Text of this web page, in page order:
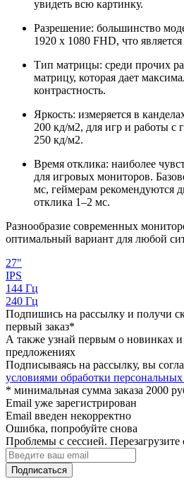
увидеть всю картинку.
Разрешение: большинство
1920 x 1080 FHD, что
Тип матрицы: среди прочих
матрицу, которая дает
контрастность.
Яркость: измеряется в
200 кд/м2, для игр и работы с
250 кд/м2.
Время отклика: наиболее
для игровых мониторов.
мс, геймерам рекомендуются
отклика 1–2 мс.
Разнообразие современных
оптимальный вариант для любой
27"
IPS
144 Гц
240 Гц
Подпишись на рассылку и получи
первый заказ*
А также узнай первым о новинках
предложениях
Подписываясь на рассылку, вы
условиями обработки
* минимальная сумма заказа 2000
Email уже зарегистрирован
Email введен некорректно
Ошибка, попробуйте снова
Проблемы с сессией. Перезагрузите
Подписаться